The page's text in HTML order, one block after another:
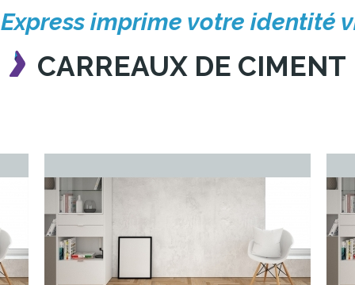
imprime votre identité
CARREAUX DE CIMENT